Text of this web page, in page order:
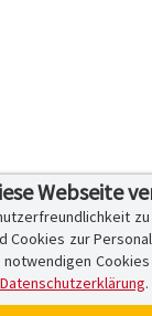
Webseite
zur
Datenschutzerklärung.